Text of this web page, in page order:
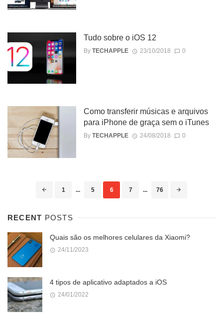
Tudo sobre o iOS 12
By TECHAPPLE 23/10/2018 0
Como transferir músicas e arquivos
para iPhone de graça sem o iTunes
By TECHAPPLE 24/08/2018 0
1 ... 5 6 7 ... 76
RECENT POSTS
Quais são os melhores celulares da Xiaomi?
24/11/2023
4 tipos de aplicativo adaptados a iOS
24/01/2022